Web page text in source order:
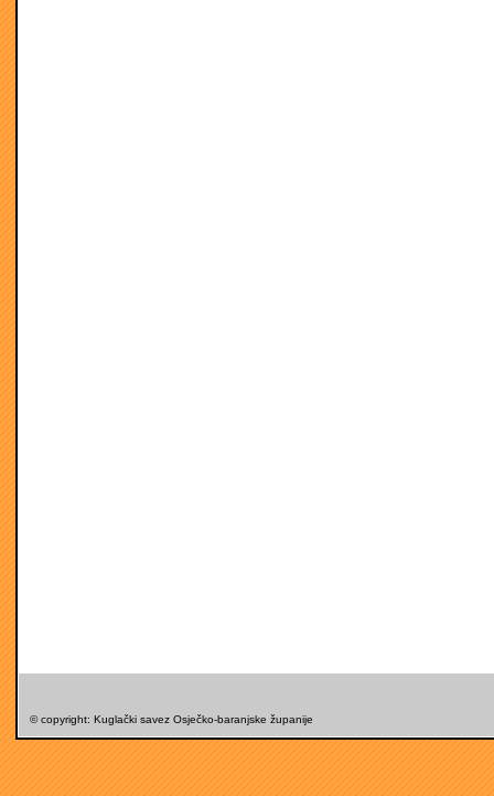
© copyright: Kuglački savez Osječko-baranjske županije